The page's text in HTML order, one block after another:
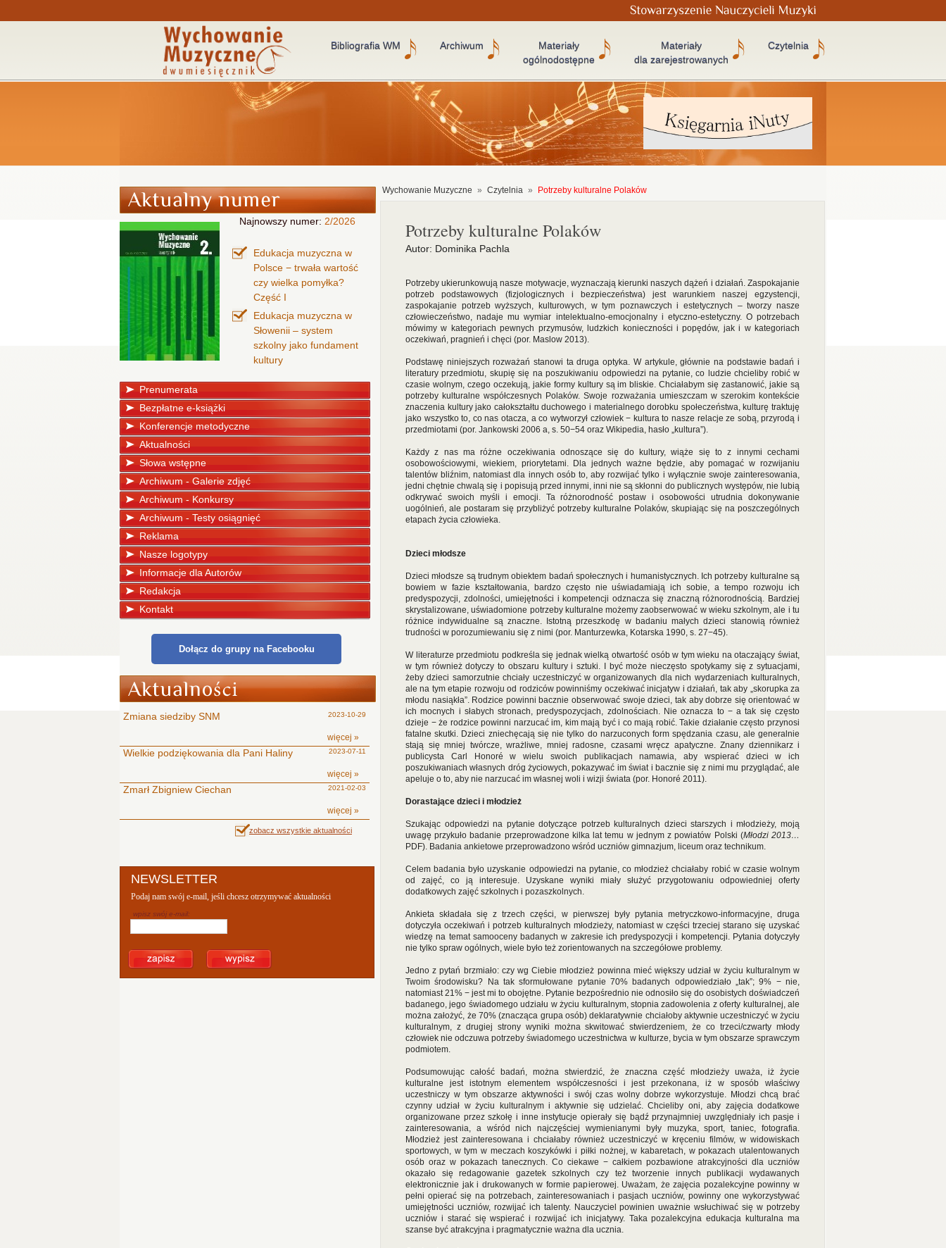
Bibliografia WM Archiwum
Materiały
ogólnodostępne
Materiały
dla zarejestrowanych
Czytelnia
Najnowszy numer: 2/2026
Edukacja muzyczna w
Polsce − trwała wartość
czy wielka pomyłka?
Część I
Edukacja muzyczna w
Słowenii – system
szkolny jako fundament
kultury
Prenumerata
Bezpłatne e-książki
Konferencje metodyczne
Aktualności
Słowa wstępne
Archiwum - Galerie zdjęć
Archiwum - Konkursy
Archiwum - Testy osiągnięć
Reklama
Nasze logotypy
Informacje dla Autorów
Redakcja
Kontakt
Dołącz do grupy na Facebooku
Zmiana siedziby SNM 2023-10-29
więcej »
Wielkie podziękowania dla Pani Haliny 2023-07-11
więcej »
Zmarł Zbigniew Ciechan 2021-02-03
więcej »
zobacz wszystkie aktualności
NEWSLETTER
Podaj nam swój e-mail, jeśli chcesz otrzymywać aktualności
wpisz swój e-mail:
Wychowanie Muzyczne » Czytelnia » Potrzeby kulturalne Polaków
Potrzeby kulturalne Polaków
Autor: Dominika Pachla
Potrzeby ukierunkowują nasze motywacje, wyznaczają kierunki naszych dążeń i działań. Zaspokajanie
potrzeb podstawowych (fizjologicznych i bezpieczeństwa) jest warunkiem naszej egzystencji,
zaspokajanie potrzeb wyższych, kulturowych, w tym poznawczych i estetycznych – tworzy nasze
człowieczeństwo, nadaje mu wymiar intelektualno-emocjonalny i etyczno-estetyczny. O potrzebach
mówimy w kategoriach pewnych przymusów, ludzkich konieczności i popędów, jak i w kategoriach
oczekiwań, pragnień i chęci (por. Maslow 2013).
Podstawę niniejszych rozważań stanowi ta druga optyka. W artykule, głównie na podstawie badań i
literatury przedmiotu, skupię się na poszukiwaniu odpowiedzi na pytanie, co ludzie chcieliby robić w
czasie wolnym, czego oczekują, jakie formy kultury są im bliskie. Chciałabym się zastanowić, jakie są
potrzeby kulturalne współczesnych Polaków. Swoje rozważania umieszczam w szerokim kontekście
znaczenia kultury jako całokształtu duchowego i materialnego dorobku społeczeństwa, kulturę traktuję
jako wszystko to, co nas otacza, a co wytworzył człowiek − kultura to nasze relacje ze sobą, przyrodą i
przedmiotami (por. Jankowski 2006 a, s. 50−54 oraz Wikipedia, hasło „kultura”).
Każdy z nas ma różne oczekiwania odnoszące się do kultury, wiąże się to z innymi cechami
osobowościowymi, wiekiem, priorytetami. Dla jednych ważne będzie, aby pomagać w rozwijaniu
talentów bliźnim, natomiast dla innych osób to, aby rozwijać tylko i wyłącznie swoje zainteresowania,
jedni chętnie chwalą się i popisują przed innymi, inni nie są skłonni do publicznych występów, nie lubią
odkrywać swoich myśli i emocji. Ta różnorodność postaw i osobowości utrudnia dokonywanie
uogólnień, ale postaram się przybliżyć potrzeby kulturalne Polaków, skupiając się na poszczególnych
etapach życia człowieka.
Dzieci młodsze
Dzieci młodsze są trudnym obiektem badań społecznych i humanistycznych. Ich potrzeby kulturalne są
bowiem w fazie kształtowania, bardzo często nie uświadamiają ich sobie, a tempo rozwoju ich
predyspozycji, zdolności, umiejętności i kompetencji odznacza się znaczną różnorodnością. Bardziej
skrystalizowane, uświadomione potrzeby kulturalne możemy zaobserwować w wieku szkolnym, ale i tu
różnice indywidualne są znaczne. Istotną przeszkodę w badaniu małych dzieci stanowią również
trudności w porozumiewaniu się z nimi (por. Manturzewka, Kotarska 1990, s. 27−45).
W literaturze przedmiotu podkreśla się jednak wielką otwartość osób w tym wieku na otaczający świat,
w tym również dotyczy to obszaru kultury i sztuki. I być może nieczęsto spotykamy się z sytuacjami,
żeby dzieci samorzutnie chciały uczestniczyć w organizowanych dla nich wydarzeniach kulturalnych,
ale na tym etapie rozwoju od rodziców powinniśmy oczekiwać inicjatyw i działań, tak aby „skorupka za
młodu nasiąkła”. Rodzice powinni bacznie obserwować swoje dzieci, tak aby dobrze się orientować w
ich mocnych i słabych stronach, predyspozycjach, zdolnościach. Nie oznacza to − a tak się często
dzieje − że rodzice powinni narzucać im, kim mają być i co mają robić. Takie działanie często przynosi
fatalne skutki. Dzieci zniechęcają się nie tylko do narzuconych form spędzania czasu, ale generalnie
stają się mniej twórcze, wrażliwe, mniej radosne, czasami wręcz apatyczne. Znany dziennikarz i
publicysta Carl Honoré w wielu swoich publikacjach namawia, aby wspierać dzieci w ich
poszukiwaniach własnych dróg życiowych, pokazywać im świat i bacznie się z nimi mu przyglądać, ale
apeluje o to, aby nie narzucać im własnej woli i wizji świata (por. Honoré 2011).
Dorastające dzieci i młodzież
Szukając odpowiedzi na pytanie dotyczące potrzeb kulturalnych dzieci starszych i młodzieży, moją
uwagę przykuło badanie przeprowadzone kilka lat temu w jednym z powiatów Polski (Młodzi 2013…
PDF). Badania ankietowe przeprowadzono wśród uczniów gimnazjum, liceum oraz technikum.
Celem badania było uzyskanie odpowiedzi na pytanie, co młodzież chciałaby robić w czasie wolnym
od zajęć, co ją interesuje. Uzyskane wyniki miały służyć przygotowaniu odpowiedniej oferty
dodatkowych zajęć szkolnych i pozaszkolnych.
Ankieta składała się z trzech części, w pierwszej były pytania metryczkowo-informacyjne, druga
dotyczyła oczekiwań i potrzeb kulturalnych młodzieży, natomiast w części trzeciej starano się uzyskać
wiedzę na temat samooceny badanych w zakresie ich predyspozycji i kompetencji. Pytania dotyczyły
nie tylko spraw ogólnych, wiele było też zorientowanych na szczegółowe problemy.
Jedno z pytań brzmiało: czy wg Ciebie młodzież powinna mieć większy udział w życiu kulturalnym w
Twoim środowisku? Na tak sformułowane pytanie 70% badanych odpowiedziało „tak”; 9% − nie,
natomiast 21% − jest mi to obojętne. Pytanie bezpośrednio nie odnosiło się do osobistych doświadczeń
badanego, jego świadomego udziału w życiu kulturalnym, stopnia zadowolenia z oferty kulturalnej, ale
można założyć, że 70% (znacząca grupa osób) deklaratywnie chciałoby aktywnie uczestniczyć w życiu
kulturalnym, z drugiej strony wyniki można skwitować stwierdzeniem, że co trzeci/czwarty młody
człowiek nie odczuwa potrzeby świadomego uczestnictwa w kulturze, bycia w tym obszarze sprawczym
podmiotem.
Podsumowując całość badań, można stwierdzić, że znaczna część młodzieży uważa, iż życie
kulturalne jest istotnym elementem współczesności i jest przekonana, iż w sposób właściwy
uczestniczy w tym obszarze aktywności i swój czas wolny dobrze wykorzystuje. Młodzi chcą brać
czynny udział w życiu kulturalnym i aktywnie się udzielać. Chcieliby oni, aby zajęcia dodatkowe
organizowane przez szkołę i inne instytucje opierały się bądź przynajmniej uwzględniały ich pasje i
zainteresowania, a wśród nich najczęściej wymienianymi były muzyka, sport, taniec, fotografia.
Młodzież jest zainteresowana i chciałaby również uczestniczyć w kręceniu filmów, w widowiskach
sportowych, w tym w meczach koszykówki i piłki nożnej, w kabaretach, w pokazach utalentowanych
osób oraz w pokazach tanecznych. Co ciekawe − całkiem pozbawione atrakcyjności dla uczniów
okazało się redagowanie gazetek szkolnych czy też tworzenie innych publikacji wydawanych
elektronicznie jak i drukowanych w formie papierowej. Uważam, że zajęcia pozalekcyjne powinny w
pełni opierać się na potrzebach, zainteresowaniach i pasjach uczniów, powinny one wykorzystywać
umiejętności uczniów, rozwijać ich talenty. Nauczyciel powinien uważnie wsłuchiwać się w potrzeby
uczniów i starać się wspierać i rozwijać ich inicjatywy. Taka pozalekcyjna edukacja kulturalna ma
szanse być atrakcyjna i pragmatycznie ważna dla ucznia.